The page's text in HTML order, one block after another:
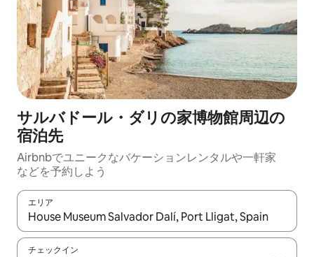
サルバドール・ダリの家博物館⁠周⁠辺⁠の
宿⁠泊⁠先
Airbnbでユニークなバ⁠ケ⁠ー⁠シ⁠ョ⁠ンレ⁠ン⁠タ⁠ルや一⁠軒⁠家
な⁠ど⁠を予⁠約⁠し⁠よ⁠う
エリア
検索結果が表示されたら、上下の矢印キーを使って移動するか
チェックイン